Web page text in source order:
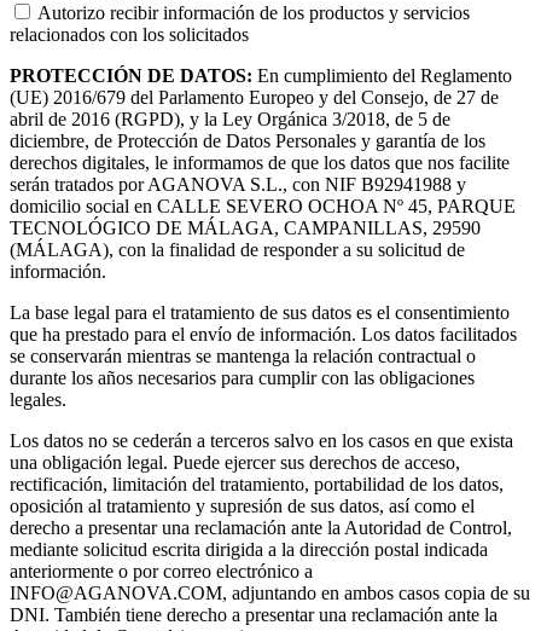
Autorizo recibir información de los productos y servicios
relacionados con los solicitados
PROTECCIÓN DE DATOS: En cumplimiento del Reglamento
(UE) 2016/679 del Parlamento Europeo y del Consejo, de 27 de
abril de 2016 (RGPD), y la Ley Orgánica 3/2018, de 5 de
diciembre, de Protección de Datos Personales y garantía de los
derechos digitales, le informamos de que los datos que nos facilite
serán tratados por AGANOVA S.L., con NIF B92941988 y
domicilio social en CALLE SEVERO OCHOA Nº 45, PARQUE
TECNOLÓGICO DE MÁLAGA, CAMPANILLAS, 29590
(MÁLAGA), con la finalidad de responder a su solicitud de
información.
La base legal para el tratamiento de sus datos es el consentimiento
que ha prestado para el envío de información. Los datos facilitados
se conservarán mientras se mantenga la relación contractual o
durante los años necesarios para cumplir con las obligaciones
legales.
Los datos no se cederán a terceros salvo en los casos en que exista
una obligación legal. Puede ejercer sus derechos de acceso,
rectificación, limitación del tratamiento, portabilidad de los datos,
oposición al tratamiento y supresión de sus datos, así como el
derecho a presentar una reclamación ante la Autoridad de Control,
mediante solicitud escrita dirigida a la dirección postal indicada
anteriormente o por correo electrónico a
INFO@AGANOVA.COM, adjuntando en ambos casos copia de su
DNI. También tiene derecho a presentar una reclamación ante la